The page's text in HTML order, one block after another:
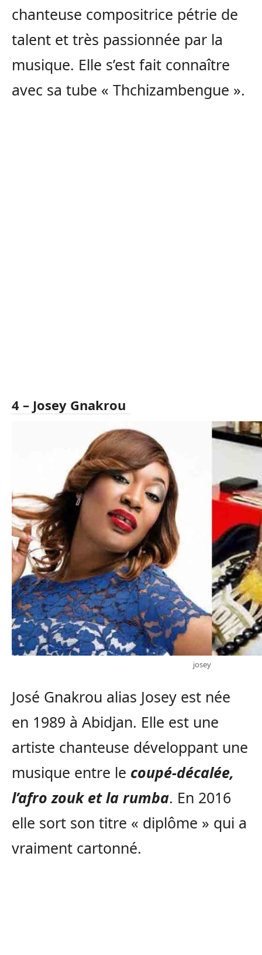
chanteuse compositrice pétrie de
talent et très passionnée par la
musique. Elle s’est fait connaître
avec sa tube « Thchizambengue ».
4 – Josey Gnakrou
josey
José Gnakrou alias Josey est née
en 1989 à Abidjan. Elle est une
artiste chanteuse développant une
musique entre le coupé-décalée,
l’afro zouk et la rumba. En 2016
elle sort son titre « diplôme » qui a
vraiment cartonné.